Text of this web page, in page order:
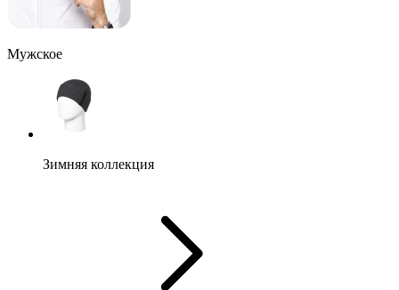
Мужское
Зимняя коллекция